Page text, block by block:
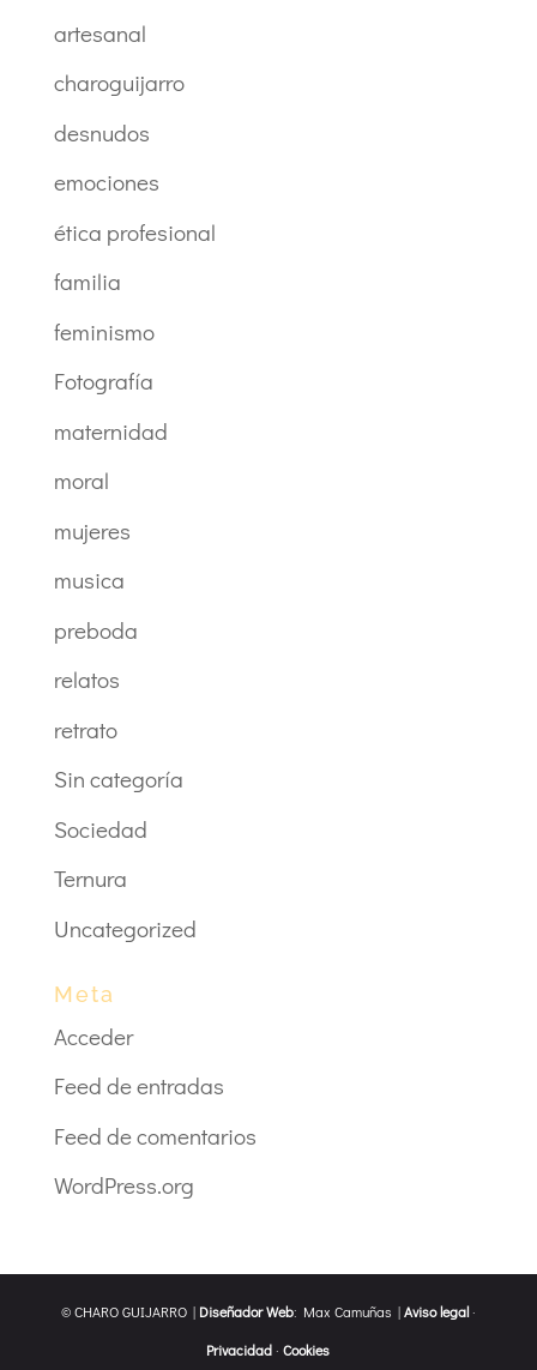
artesanal
charoguijarro
desnudos
emociones
ética profesional
familia
feminismo
Fotografía
maternidad
moral
mujeres
musica
preboda
relatos
retrato
Sin categoría
Sociedad
Ternura
Uncategorized
Meta
Acceder
Feed de entradas
Feed de comentarios
WordPress.org
© CHARO GUIJARRO | Diseñador Web: Max Camuñas |Aviso legal·
Privacidad·Cookies